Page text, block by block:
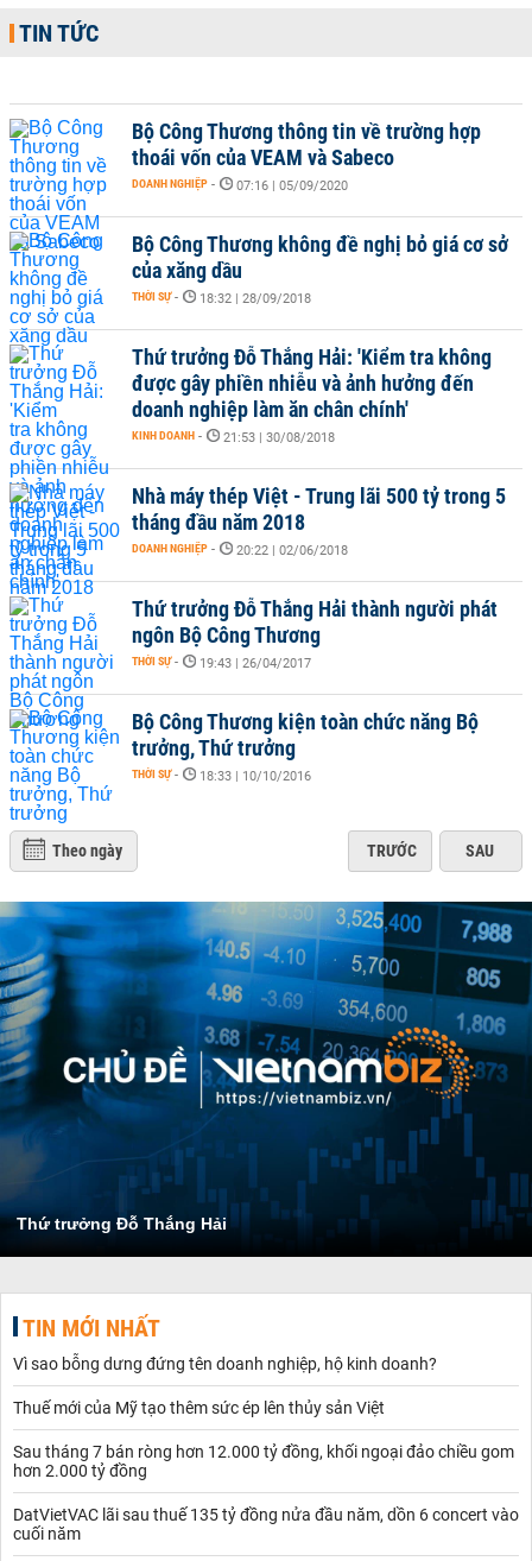
TIN TỨC
Bộ Công Thương thông tin về trường hợp
thoái vốn của VEAM và Sabeco
DOANH NGHIỆP - 07:16 | 05/09/2020
Bộ Công Thương không đề nghị bỏ giá cơ sở
của xăng dầu
THỜI SỰ - 18:32 | 28/09/2018
Thứ trưởng Đỗ Thắng Hải: 'Kiểm tra không
được gây phiền nhiễu và ảnh hưởng đến
doanh nghiệp làm ăn chân chính'
KINH DOANH - 21:53 | 30/08/2018
Nhà máy thép Việt - Trung lãi 500 tỷ trong 5
tháng đầu năm 2018
DOANH NGHIỆP - 20:22 | 02/06/2018
Thứ trưởng Đỗ Thắng Hải thành người phát
ngôn Bộ Công Thương
THỜI SỰ - 19:43 | 26/04/2017
Bộ Công Thương kiện toàn chức năng Bộ
trưởng, Thứ trưởng
THỜI SỰ - 18:33 | 10/10/2016
Theo ngày TRƯỚC SAU
Thứ trưởng Đỗ Thắng Hải
TIN MỚI NHẤT
Vì sao bỗng dưng đứng tên doanh nghiệp, hộ kinh doanh?
Thuế mới của Mỹ tạo thêm sức ép lên thủy sản Việt
Sau tháng 7 bán ròng hơn 12.000 tỷ đồng, khối ngoại đảo chiều gom
hơn 2.000 tỷ đồng
DatVietVAC lãi sau thuế 135 tỷ đồng nửa đầu năm, dồn 6 concert vào
cuối năm